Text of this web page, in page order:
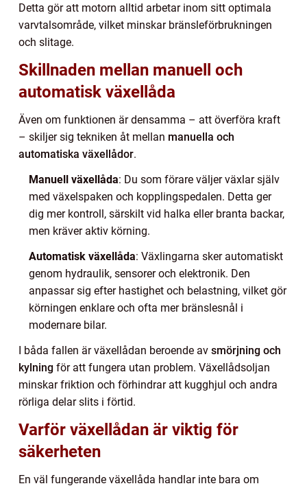
Detta gör att motorn alltid arbetar inom sitt optimala
varvtalsområde, vilket minskar bränsleförbrukningen
och slitage.
Skillnaden mellan manuell och
automatisk växellåda
Även om funktionen är densamma – att överföra kraft
– skiljer sig tekniken åt mellan manuella och
automatiska växellådor.
Manuell växellåda: Du som förare väljer växlar själv
med växelspaken och kopplingspedalen. Detta ger
dig mer kontroll, särskilt vid halka eller branta backar,
men kräver aktiv körning.
Automatisk växellåda: Växlingarna sker automatiskt
genom hydraulik, sensorer och elektronik. Den
anpassar sig efter hastighet och belastning, vilket gör
körningen enklare och ofta mer bränslesnål i
modernare bilar.
I båda fallen är växellådan beroende av smörjning och
kylning för att fungera utan problem. Växellådsoljan
minskar friktion och förhindrar att kugghjul och andra
rörliga delar slits i förtid.
Varför växellådan är viktig för
säkerheten
En väl fungerande växellåda handlar inte bara om